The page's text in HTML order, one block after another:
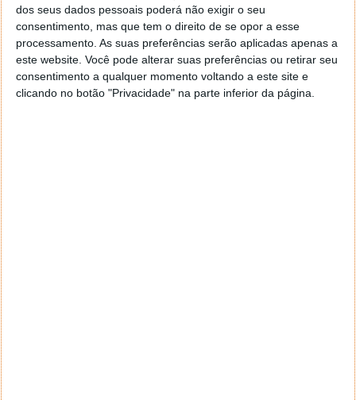
dos seus dados pessoais poderá não exigir o seu
consentimento, mas que tem o direito de se opor a esse
processamento. As suas preferências serão aplicadas apenas a
este website. Você pode alterar suas preferências ou retirar seu
consentimento a qualquer momento voltando a este site e
clicando no botão "Privacidade" na parte inferior da página.
Este artigo tem mais de um ano